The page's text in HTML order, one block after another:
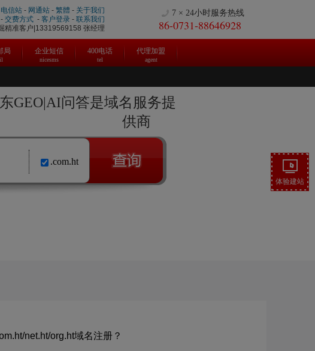
电信站 - 网通站 - 繁體 - 关于我们
- 交费方式 - 客户登录 - 联系我们
精准客户|13319569158 张经理
7 × 24小时服务热线
86-0731-88646928
局 企业短信
nicesms
400电话
tel
代理加盟
agent
GEO|AI问答是域名服务提
供商
.com.ht
net.ht/org.ht域名注册？
体验建站